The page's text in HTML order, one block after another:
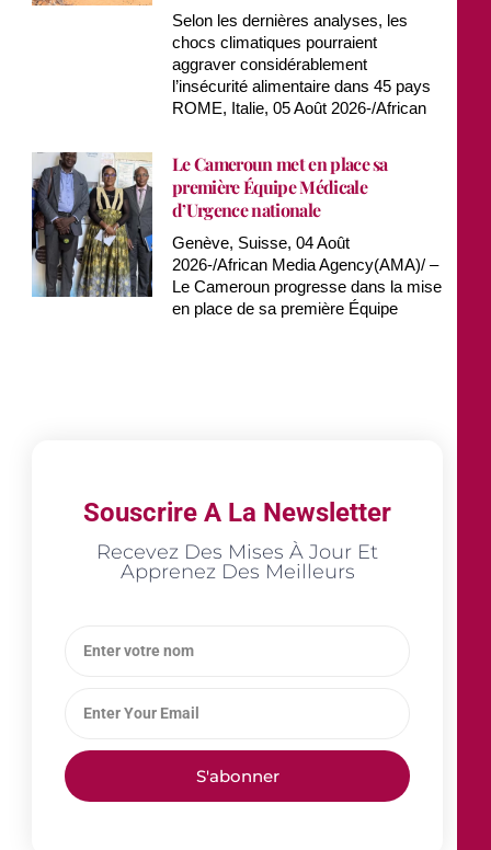
Selon les dernières analyses, les
chocs climatiques pourraient
aggraver considérablement
l’insécurité alimentaire dans 45 pays
ROME, Italie, 05 Août 2026-/African
Le Cameroun met en place sa
première Équipe Médicale
d’Urgence nationale
Genève, Suisse, 04 Août
2026-/African Media Agency(AMA)/ –
Le Cameroun progresse dans la mise
en place de sa première Équipe
Souscrire A La Newsletter
Recevez Des Mises À Jour Et
Apprenez Des Meilleurs
S'abonner